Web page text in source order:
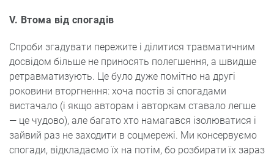
V. Втома від спогадів
Спроби згадувати пережите і ділитися травматичним
досвідом більше не приносять полегшення, а швидше
ретравматизують. Це було дуже помітно на другі
роковини вторгнення: хоча постів зі спогадами
вистачало (і якщо авторам і авторкам ставало легше
— це чудово), але багато хто намагався ізолюватися і
зайвий раз не заходити в соцмережі. Ми консервуємо
спогади, відкладаємо їх на потім, бо розбирати їх зараз